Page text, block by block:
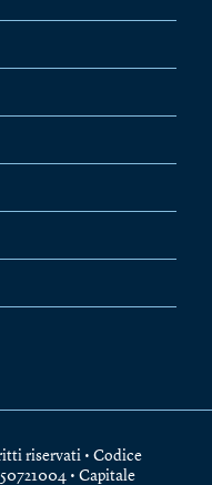
riservati • Codice
• Capitale